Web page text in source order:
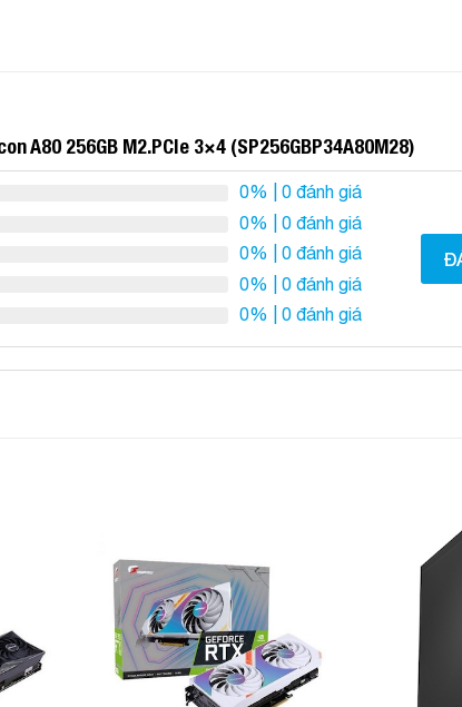
A80 256GB M2.PCIe 3×4 (SP256GBP34A80M28)
0% | 0 đánh giá
0% | 0 đánh giá
0% | 0 đánh giá
0% | 0 đánh giá
0% | 0 đánh giá